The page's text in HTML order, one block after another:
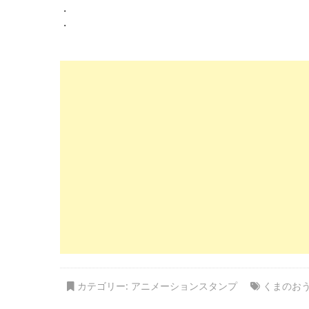
・
・
カテゴリー: アニメーションスタンプ くまのお